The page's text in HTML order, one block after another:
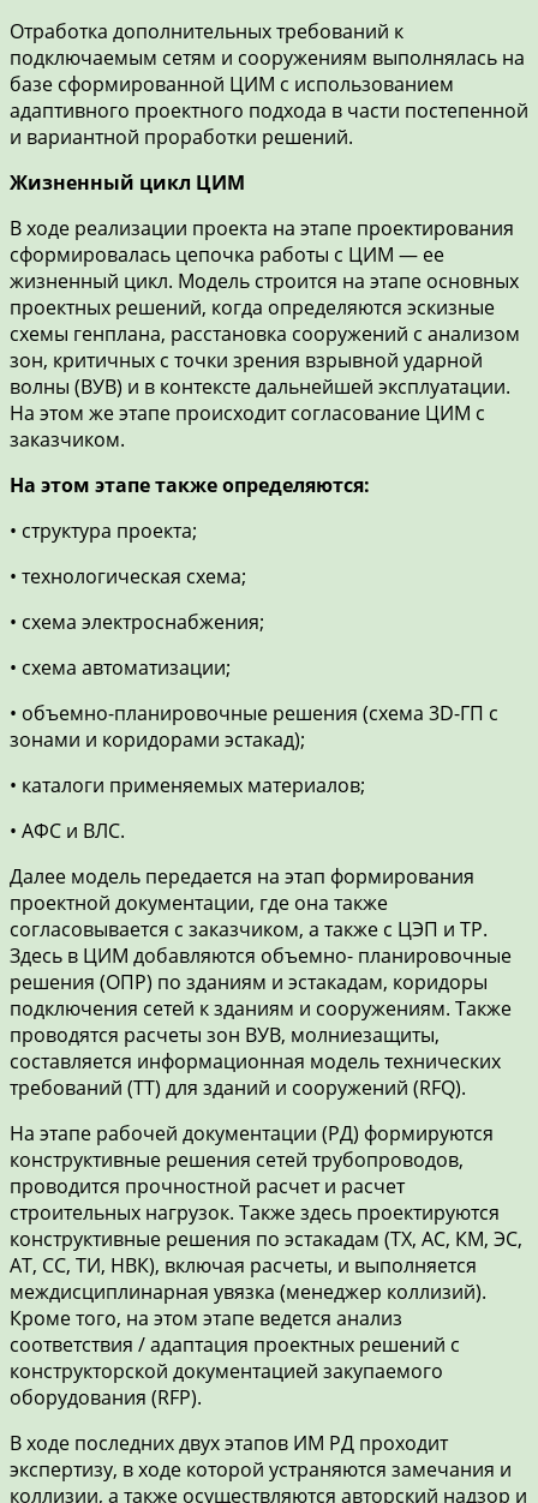
Отработка дополнительных требований к
подключаемым сетям и сооружениям выполнялась на
базе сформированной ЦИМ с использованием
адаптивного проектного подхода в части постепенной
и вариантной проработки решений.
Жизненный цикл ЦИМ
В ходе реализации проекта на этапе проектирования
сформировалась цепочка работы с ЦИМ — ее
жизненный цикл. Модель строится на этапе основных
проектных решений, когда определяются эскизные
схемы генплана, расстановка сооружений с анализом
зон, критичных с точки зрения взрывной ударной
волны (ВУВ) и в контексте дальнейшей эксплуатации.
На этом же этапе происходит согласование ЦИМ с
заказчиком.
На этом этапе также определяются:
• структура проекта;
• технологическая схема;
• схема электроснабжения;
• схема автоматизации;
• объемно-планировочные решения (схема 3D-ГП с
зонами и коридорами эстакад);
• каталоги применяемых материалов;
• АФС и ВЛС.
Далее модель передается на этап формирования
проектной документации, где она также
согласовывается с заказчиком, а также с ЦЭП и ТР.
Здесь в ЦИМ добавляются объемно- планировочные
решения (ОПР) по зданиям и эстакадам, коридоры
подключения сетей к зданиям и сооружениям. Также
проводятся расчеты зон ВУВ, молниезащиты,
составляется информационная модель технических
требований (ТТ) для зданий и сооружений (RFQ).
На этапе рабочей документации (РД) формируются
конструктивные решения сетей трубопроводов,
проводится прочностной расчет и расчет
строительных нагрузок. Также здесь проектируются
конструктивные решения по эстакадам (ТХ, АС, КМ, ЭС,
АТ, СС, ТИ, НВК), включая расчеты, и выполняется
междисциплинарная увязка (менеджер коллизий).
Кроме того, на этом этапе ведется анализ
соответствия / адаптация проектных решений с
конструкторской документацией закупаемого
оборудования (RFP).
В ходе последних двух этапов ИМ РД проходит
экспертизу, в ходе которой устраняются замечания и
коллизии, а также осуществляются авторский надзор и